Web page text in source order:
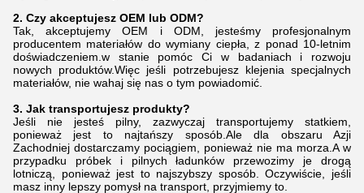
2. Czy akceptujesz OEM lub ODM?
Tak, akceptujemy OEM i ODM, jesteśmy profesjonalnym
producentem materiałów do wymiany ciepła, z ponad 10-letnim
doświadczeniem.w stanie pomóc Ci w badaniach i rozwoju
nowych produktów.Więc jeśli potrzebujesz klejenia specjalnych
materiałów, nie wahaj się nas o tym powiadomić.
3. Jak transportujesz produkty?
Jeśli nie jesteś pilny, zazwyczaj transportujemy statkiem,
ponieważ jest to najtańszy sposób.Ale dla obszaru Azji
Zachodniej dostarczamy pociągiem, ponieważ nie ma morza.A w
przypadku próbek i pilnych ładunków przewozimy je drogą
lotniczą, ponieważ jest to najszybszy sposób. Oczywiście, jeśli
masz inny lepszy pomysł na transport, przyjmiemy to.